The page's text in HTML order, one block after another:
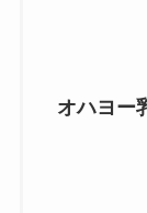
オハヨ